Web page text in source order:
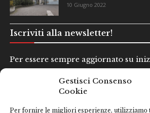
Gestisci Consenso
Cookie
Per fornire le migliori esperienze, utilizziamo
10 Giugno 2022
Iscriviti alla newsletter!
Per essere sempre aggiornato su